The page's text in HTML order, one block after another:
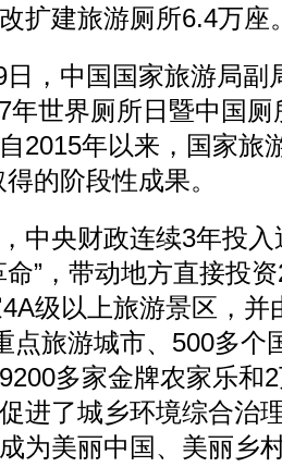
扩建旅游厕所6.4万座
日，中国国家旅游局副
年世界厕所日暨中国厕
2015年以来，国家旅
的阶段性成果。
中央财政连续3年投
命”，带动地方直接投
级以上旅游景区，并
点旅游城市、500多个
多家金牌农家乐和
进了城乡环境综合治
为美丽中国、美丽乡